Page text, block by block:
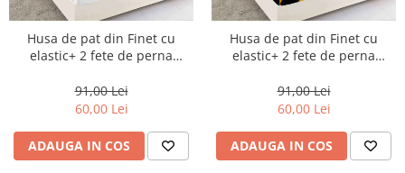
Husa de pat din Finet cu
elastic+ 2 fete de perna
91,00 Lei
60,00 Lei
ADAUGA IN COS
Husa de pat din Finet cu
elastic+ 2 fete de perna
91,00 Lei
60,00 Lei
ADAUGA IN COS